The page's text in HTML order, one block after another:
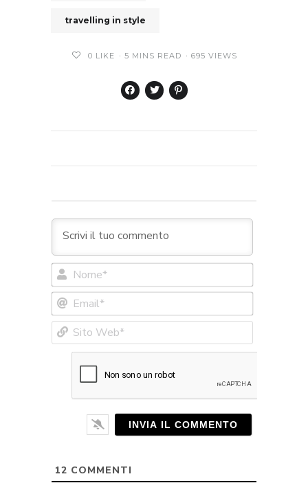
travelling in style
0 LIKE 5 MINS READ 695 VIEWS
Web*
12 COMMENTI